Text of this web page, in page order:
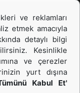
ve reklamları
etmek amacıyla
detaylı bilgi
Kesinlikle
ve çerezler
yurt dışına
Kabul Et'